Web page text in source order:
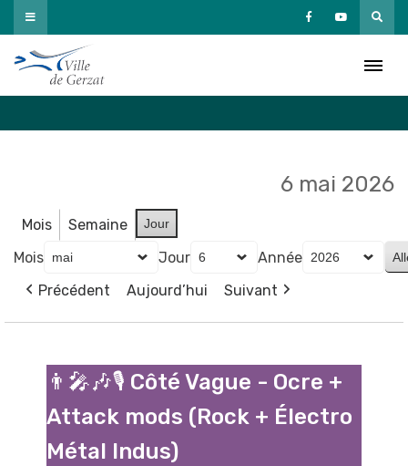
Passer
au
contenu
6 mai 2026
Mois Semaine Jour
Mois Jour
Année
Précédent
Aujourd’hui Suivant
Côté
Vague
👨‍🎤🎶🎙️ Côté Vague - Ocre +
Attack mods (Rock + Électro
Métal Indus)